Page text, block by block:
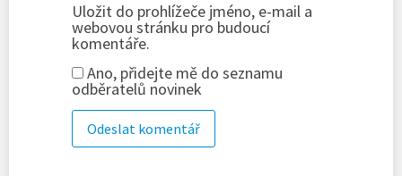
Uložit do prohlížeče jméno, e-mail a
webovou stránku pro budoucí
komentáře.
Ano, přidejte mě do seznamu
odběratelů novinek